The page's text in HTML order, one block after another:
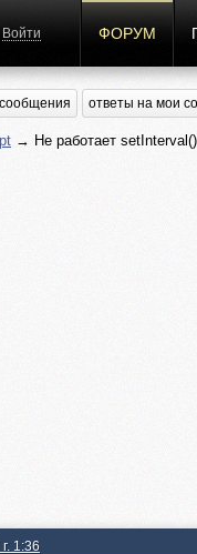
Войти ФОРУМ
ответы на мои
→ Не работает
1:36